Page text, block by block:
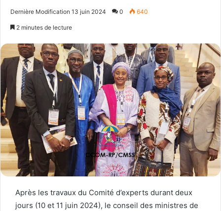
Dernière Modification 13 juin 2024 0 640
2 minutes de lecture
Après les travaux du Comité d’experts durant deux
jours (10 et 11 juin 2024), le conseil des ministres de